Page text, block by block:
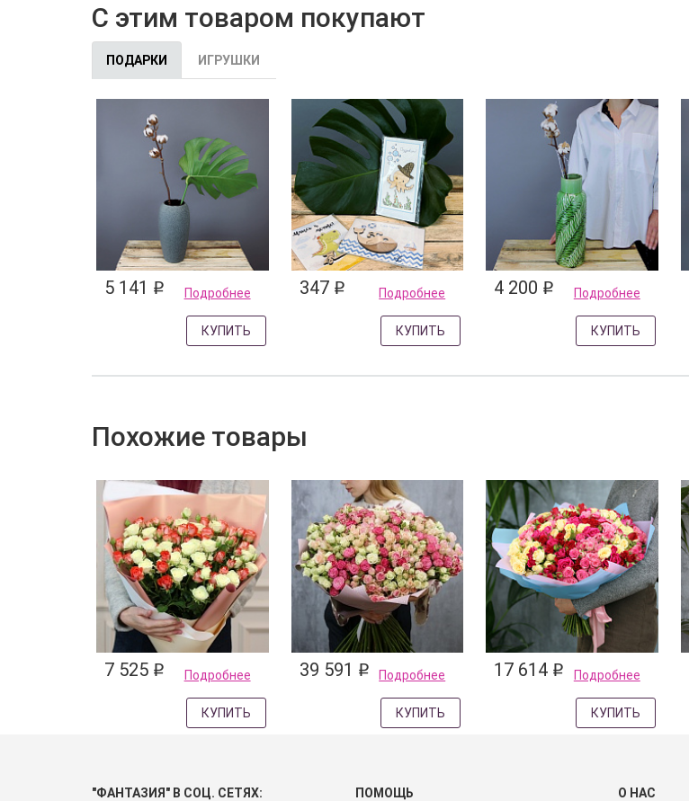
С этим товаром покупают
ПОДАРКИ ИГРУШКИ
5 141 q Подробнее
КУПИТЬ
347 q Подробнее
КУПИТЬ
4 200 q Подробнее
КУПИТЬ
Похожие товары
7 525 q Подробнее
КУПИТЬ
39 591 q Подробнее
КУПИТЬ
17 614 q Подробнее
КУПИТЬ
"ФАНТАЗИЯ" В СОЦ. СЕТЯХ: ПОМОЩЬ О НАС